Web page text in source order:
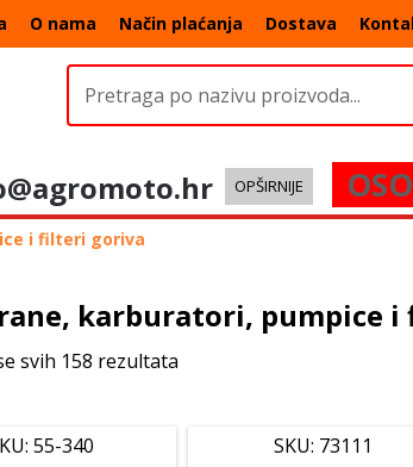
O nama Način plaćanja Dostava
OPŠIRNIJE
i filteri goriva
karburatori, pumpice
svih 158 rezultata
55-340 SKU: 73111